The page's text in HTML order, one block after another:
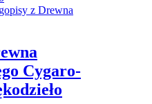
z Drewna
Cygaro-